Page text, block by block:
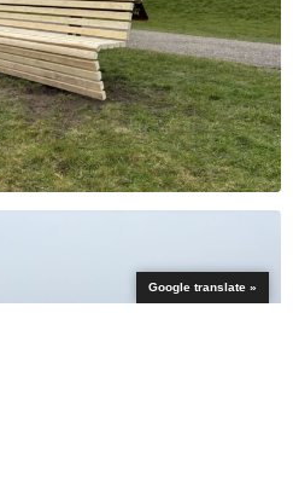
Google translate »